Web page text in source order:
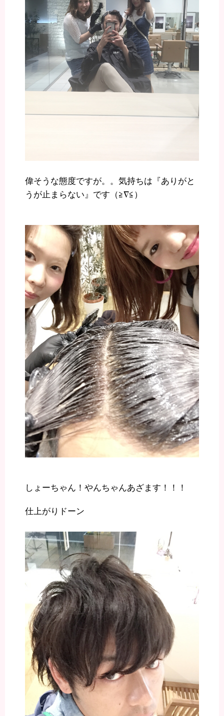
偉そうな態度ですが。。気持ちは『ありがと
うが止まらない』です（≧∇≦）
しょーちゃん！やんちゃんあざます！！！
仕上がりドーン